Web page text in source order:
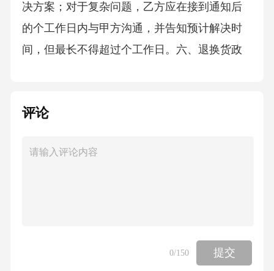
决方案；对于复杂问题，乙方应在接到通知后
的个工作日内与甲方沟通，并告知预计解决时
间，但最长不得超过个工作日。六、退换货政
方确认属实的，甲方有权要求乙方换货或退
个工作日内办理相关手续。2.如甲方要求换货，
起重新计算。3.如甲方要求退货，乙方应在办理
退货手续后的个工作日内，将甲方已支付的全
评论
0/150 提交